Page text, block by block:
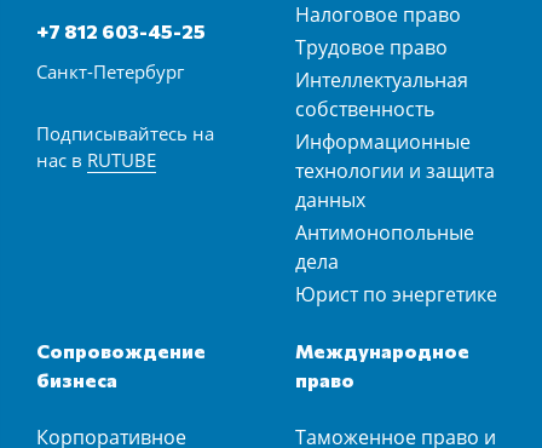
+7 812 603-45-25
Санкт-Петербург
Подписывайтесь на
нас в RUTUBE
Налоговое право
Трудовое право
Интеллектуальная
собственность
Информационные
технологии и защита
данных
Антимонопольные
дела
Юрист по энергетике
Сопровождение
бизнеса
Корпоративное
Международное
право
Таможенное право и